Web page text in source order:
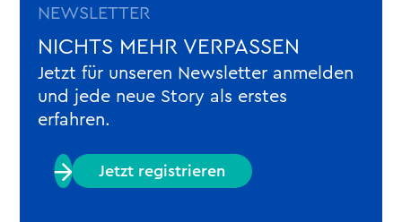
NEWSLETTER
NICHTS MEHR VERPASSEN
Jetzt für unseren Newsletter anmelden
und jede neue Story als erstes
erfahren.
Jetzt registrieren